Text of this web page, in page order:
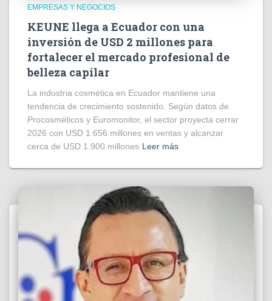
EMPRESAS Y NEGOCIOS
KEUNE llega a Ecuador con una
inversión de USD 2 millones para
fortalecer el mercado profesional de
belleza capilar
La industria cosmética en Ecuador mantiene una
tendencia de crecimiento sostenido. Según datos de
Procosméticos y Euromonitor, el sector proyecta cerrar
2026 con USD 1.656 millones en ventas y alcanzar
cerca de USD 1.900 millones Leer más